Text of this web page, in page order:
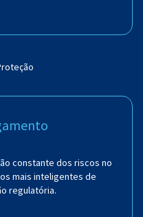
constante dos riscos no
mais inteligentes de
regulatória.